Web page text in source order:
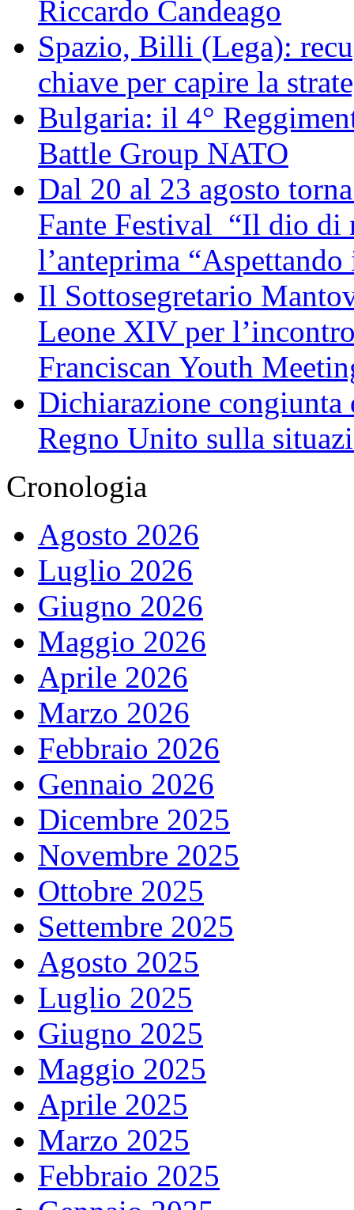
Riccardo Candeago
Spazio, Billi (Lega):
chiave per capire la
Bulgaria: il 4°
Battle Group NATO
Dal 20 al 23 agosto
Fante Festival “Il dio di
l’anteprima
Il Sottosegretario
Leone XIV per
Franciscan Youth
Dichiarazione
Regno Unito sulla
Cronologia
Agosto 2026
Luglio 2026
Giugno 2026
Maggio 2026
Aprile 2026
Marzo 2026
Febbraio 2026
Gennaio 2026
Dicembre 2025
Novembre 2025
Ottobre 2025
Settembre 2025
Agosto 2025
Luglio 2025
Giugno 2025
Maggio 2025
Aprile 2025
Marzo 2025
Febbraio 2025